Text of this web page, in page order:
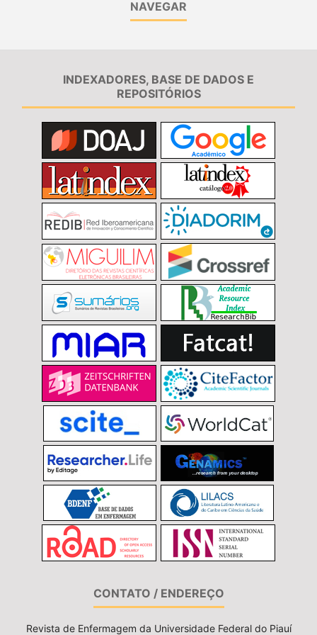
NAVEGAR
INDEXADORES, BASE DE DADOS E
REPOSITÓRIOS
CONTATO / ENDEREÇO
Revista de Enfermagem da Universidade Federal do Piauí